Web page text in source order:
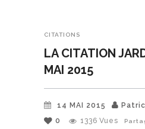
CITATIONS
LA CITATION
MAI 2015
14 MAI 2015
0
1336 Vues